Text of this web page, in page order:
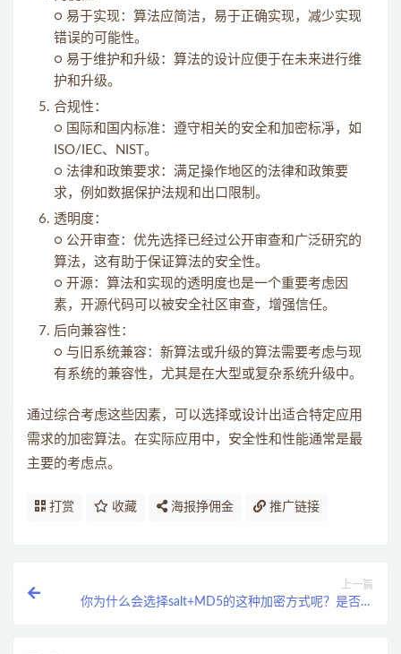
○ 易于实现：算法应简洁，易于正确实现，减少实现
错误的可能性。
○ 易于维护和升级：算法的设计应便于在未来进行维
护和升级。
合规性：
○ 国际和国内标准：遵守相关的安全和加密标凈，如
ISO/IEC、NIST。
○ 法律和政策要求：满足操作地区的法律和政策要
求，例如数据保护法规和出口限制。
透明度：
○ 公开审查：优先选择已经过公开审查和广泛研究的
算法，这有助于保证算法的安全性。
○ 开源：算法和实现的透明度也是一个重要考虑因
素，开源代码可以被安全社区审查，增强信任。
后向兼容性：
○ 与旧系统兼容：新算法或升级的算法需要考虑与现
有系统的兼容性，尤其是在大型或复杂系统升级中。
通过综合考虑这些因素，可以选择或设计出适合特定应用
需求的加密算法。在实际应用中，安全性和性能通常是最
主要的考虑点。
打赏 收藏 海报挣佣金 推广链接
上一篇
你为什么会选择salt+MD5的这种加密方式呢？是否还